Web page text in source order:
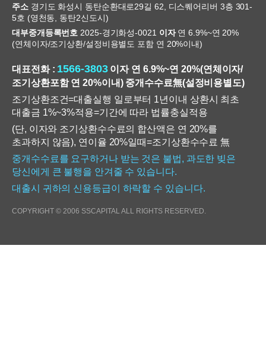
주소경기도 화성시 동탄순환대로29길 62, 디스퀘어리버 3층 301-
5호 (영천동, 동탄2신도시)
대부중개등록번호 2025-경기화성-0021 이자연 6.9%~연 20%
(연체이자/조기상환/설정비용별도 포함 연 20%이내)
대표전화 : 1566-3803이자 연 6.9%~연 20%(연체이자/
조기상환포함 연 20%이내) 중개수수료無(설정비용별도)
조기상환조건=대출실행 일로부터 1년이내 상환시 최초
대출금 1%~3%적용=기간에 따라 법률충실적용
(단, 이자와 조기상환수수료의 합산액은 연 20%를
초과하지 않음), 연이율 20%일때=조기상환수수료 無
중개수수료를 요구하거나 받는 것은 불법, 과도한 빚은
당신에게 큰 불행을 안겨줄 수 있습니다.
대출시 귀하의 신용등급이 하락할 수 있습니다.
COPYRIGHT © 2006 SSCAPITAL ALL RIGHTS RESERVED.